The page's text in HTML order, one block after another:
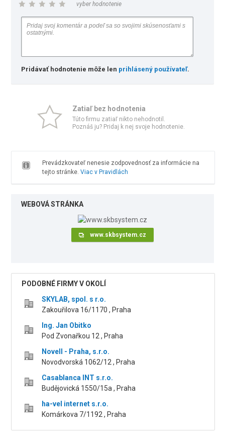
vyber hodnotenie
Pridávať hodnotenie môže len prihlásený používateľ.
Zatiaľ bez hodnotenia
Túto firmu zatiaľ nikto nehodnotil.
Poznáš ju? Pridaj k nej svoje hodnotenie.
Prevádzkovateľ nenesie zodpovednosť za informácie na
tejto stránke. Viac v Pravidlách
WEBOVÁ STRÁNKA
www.skbsystem.cz
PODOBNÉ FIRMY V OKOLÍ
SKYLAB, spol. s r.o.
Zakouřilova 16/1170 , Praha
Ing. Jan Obitko
Pod Zvonařkou 12 , Praha
Novell - Praha, s.r.o.
Novodvorská 1062/12 , Praha
Casablanca INT s.r.o.
Budějovická 1550/15a , Praha
ha-vel internet s.r.o.
Komárkova 7/1192 , Praha